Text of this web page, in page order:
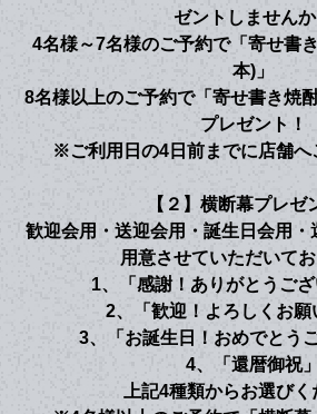
ゼントしませんか
4名様～7名様のご予約で「寄せ書
本)」
8名様以上のご予約で「寄せ書き焼
プレゼント！
※ご利用日の4日前までに店舗へ
【２】横断幕プレゼ
歓迎会用・送迎会用・誕生日会用
用意させていただいてお
1、「感謝！ありがとうござ
2、「歓迎！よろしくお願
3、「お誕生日！おめでとう
4、「還暦御祝」
上記4種類からお選びく